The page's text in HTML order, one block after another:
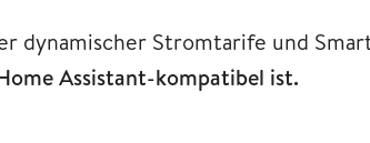
dynamischer Stromtarife und
Assistant-kompatibel ist.